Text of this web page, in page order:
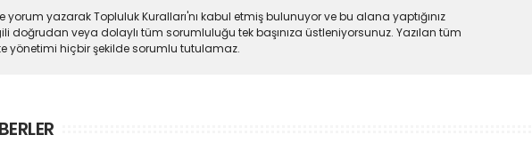
yorum yazarak Topluluk Kuralları'nı kabul etmiş bulunuyor ve bu alana yaptığınız
doğrudan veya dolaylı tüm sorumluluğu tek başınıza üstleniyorsunuz. Yazılan tüm
yönetimi hiçbir şekilde sorumlu tutulamaz.